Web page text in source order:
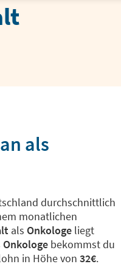
als
durchschnittlich
monatlichen
als Onkologe liegt
Onkologe bekommst du
in Höhe von 32€.